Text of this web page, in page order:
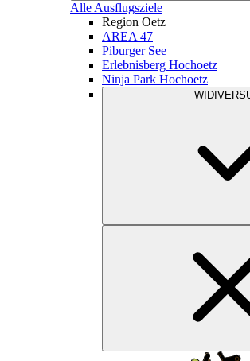
Alle Ausflugsziele
Region Oetz
AREA 47
Piburger See
Erlebnisberg Hochoetz
Ninja Park Hochoetz